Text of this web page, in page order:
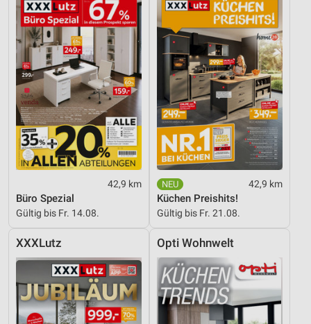
42,9 km
Büro Spezial
Gültig bis Fr. 14.08.
42,9 km
Küchen Preishits!
Gültig bis Fr. 21.08.
XXXLutz Opti Wohnwelt
Verwendung reduzierter Daten zur Auswahl von
Inhalten
IAB-Besonderheiten:
Verwendung genauer Standortdaten
Geräte anhand von aktiv angeforderten
Informationen identifizieren
Nicht-IAB-Verarbeitungszwecke:
Notwendig
Funktional